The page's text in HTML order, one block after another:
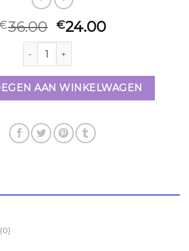
€36.00 €24.00
handtassen sale aantal
AAN WINKELWAGEN